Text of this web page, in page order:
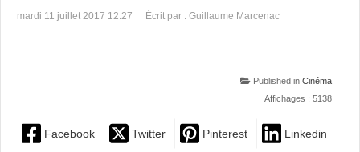
mardi 11 juillet 2017 12:27 Écrit par : Guillaume Marcenac
Published in Cinéma
Affichages : 5138
Facebook Twitter Pinterest Linkedin